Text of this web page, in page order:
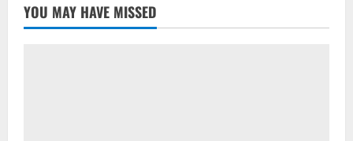
YOU MAY HAVE MISSED